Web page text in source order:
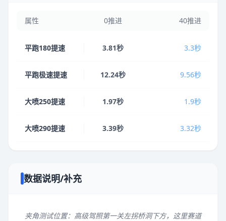
属性 0推进 40推进
平跑180提速 3.81秒 3.3秒
平跑极速提速 12.24秒 9.56秒
大喷250提速 1.97秒 1.9秒
大喷290提速 3.39秒 3.32秒
数据说明/补充
夹角测试位置：高级驾照第一关左拐桥洞下方，这里赛道